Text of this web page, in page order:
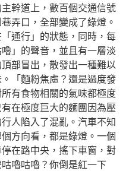
幹道上，數百個交通信號
弄口，全部變成了綠燈。
通行」的狀態，同時，每
」的聲音，並且有一層淡
部冒出，散發出一種難以
「麵粉焦慮？還是過度發
有食物相關的氣味都極度
在極度巨大的麵團因為壓
人陷入了混亂。汽車不知
方向看，都是綠燈。一個
在路中央，搖下車窗，對
嚕咕嚕？你倒是紅一下